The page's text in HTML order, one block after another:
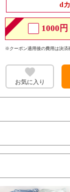
d
1000円
※クーポン適用後の費用は決済
お気に入り